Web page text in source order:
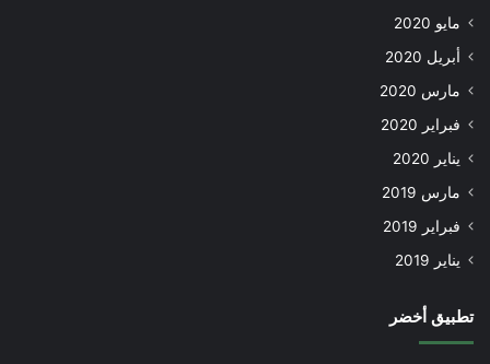
مايو 2020
أبريل 2020
مارس 2020
فبراير 2020
يناير 2020
مارس 2019
فبراير 2019
يناير 2019
تطبيق أخضر